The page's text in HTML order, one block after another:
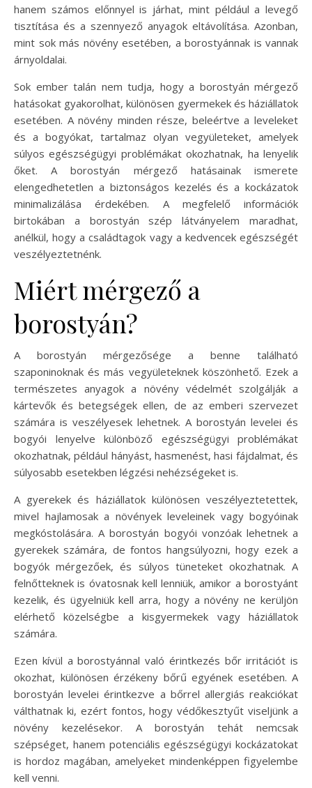
hanem számos előnnyel is járhat, mint például a levegő
tisztítása és a szennyező anyagok eltávolítása. Azonban,
mint sok más növény esetében, a borostyánnak is vannak
árnyoldalai.
Sok ember talán nem tudja, hogy a borostyán mérgező
hatásokat gyakorolhat, különösen gyermekek és háziállatok
esetében. A növény minden része, beleértve a leveleket
és a bogyókat, tartalmaz olyan vegyületeket, amelyek
súlyos egészségügyi problémákat okozhatnak, ha lenyelik
őket. A borostyán mérgező hatásainak ismerete
elengedhetetlen a biztonságos kezelés és a kockázatok
minimalizálása érdekében. A megfelelő információk
birtokában a borostyán szép látványelem maradhat,
anélkül, hogy a családtagok vagy a kedvencek egészségét
veszélyeztetnénk.
Miért mérgező a
borostyán?
A borostyán mérgezősége a benne található
szaponinoknak és más vegyületeknek köszönhető. Ezek a
természetes anyagok a növény védelmét szolgálják a
kártevők és betegségek ellen, de az emberi szervezet
számára is veszélyesek lehetnek. A borostyán levelei és
bogyói lenyelve különböző egészségügyi problémákat
okozhatnak, például hányást, hasmenést, hasi fájdalmat, és
súlyosabb esetekben légzési nehézségeket is.
A gyerekek és háziállatok különösen veszélyeztetettek,
mivel hajlamosak a növények leveleinek vagy bogyóinak
megkóstolására. A borostyán bogyói vonzóak lehetnek a
gyerekek számára, de fontos hangsúlyozni, hogy ezek a
bogyók mérgezőek, és súlyos tüneteket okozhatnak. A
felnőtteknek is óvatosnak kell lenniük, amikor a borostyánt
kezelik, és ügyelniük kell arra, hogy a növény ne kerüljön
elérhető közelségbe a kisgyermekek vagy háziállatok
számára.
Ezen kívül a borostyánnal való érintkezés bőr irritációt is
okozhat, különösen érzékeny bőrű egyének esetében. A
borostyán levelei érintkezve a bőrrel allergiás reakciókat
válthatnak ki, ezért fontos, hogy védőkesztyűt viseljünk a
növény kezelésekor. A borostyán tehát nemcsak
szépséget, hanem potenciális egészségügyi kockázatokat
is hordoz magában, amelyeket mindenképpen figyelembe
kell venni.